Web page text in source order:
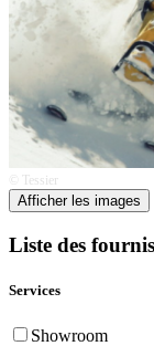
© Tessier
Afficher les images
Liste des
Services
Showroom